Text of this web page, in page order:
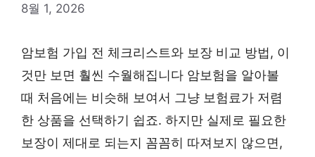
8월 1, 2026
암보험 가입 전 체크리스트와 보장 비교 방법, 이
것만 보면 훨씬 수월해집니다 암보험을 알아볼
때 처음에는 비슷해 보여서 그냥 보험료가 저렴
한 상품을 선택하기 쉽죠. 하지만 실제로 필요한
보장이 제대로 되는지 꼼꼼히 따져보지 않으면,